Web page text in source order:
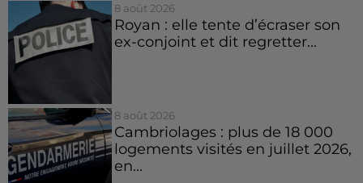
8 août 2026
Royan : elle tente d’écraser son
ex-conjoint et dit regretter...
8 août 2026
Cambriolages : plus de 18 000
logements visités en juillet 2026,
en...